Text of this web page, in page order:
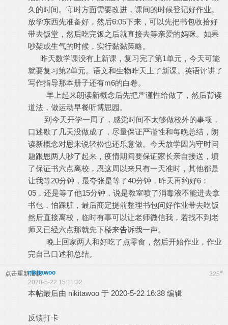
久的时间。守时方面需要改进，课间的时候登记好作业。
放学东西先准备好，然后6:05下来，可以先把书包收拾好
带去饭堂，然后吃完饭之后就直接去等亲爱的妈咪。如果
吵架或生气的时候，实行黏黏策略。
昨天数学课没有上新课，复习完了第1单元，今天可能
就要复习第2单元。语文和生物昨天上了新课。英语评讲了
写作指导那本册子还有m6的白卷。
早上起来朗读新概念后先把严谨性给做了，然后背读
道法，做运动早餐听博思园。
到今天开学一周了，感觉时间不太够做校外的事项，
口述歇了几天没做成了，尽量保证严谨性和每晚总结，朗
读新概念对恩来说轻松也还乐意做。今天放学因为守时问
题跟恩两人吵了起来，疫情期间要保证家长亲自接送，填
了保证书六点离校，恩这周以来只有一天准时，其他都是
让我等20分钟，最夸张是等了40分钟，昨天再约好6：
05，还是等了他15分钟，说是教室喷了消毒液不能进去拿
书包，怕踩脏，最后商定提前整理书包问好作业带去吃饭
然后直接离校，临时有事可以让老师微信我，若找不到老
师又已经六点那就先下楼来告诉我一声。
晚上回家两人和好吃了点零食，然后开始作业，作业
完自己口述和总结。
点击重新加载 325#
nikitawoo
2020-5-22 15:11:32
本帖最后由 nikitawoo 于 2020-5-22 16:38 编辑
反馈打卡